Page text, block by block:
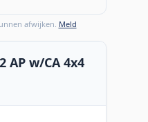
afwijken. Meld
AP w/CA 4x4